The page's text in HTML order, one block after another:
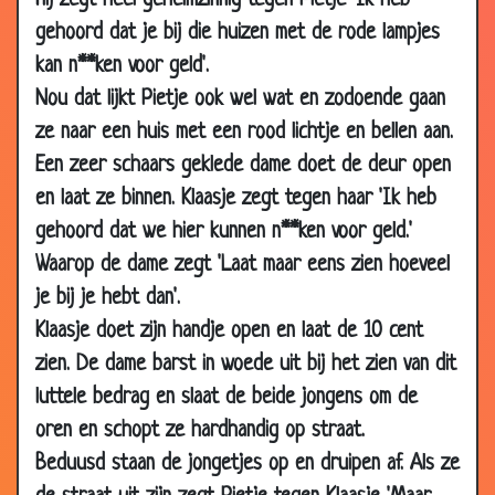
gehoord dat je bij die huizen met de rode lampjes
kan n**ken voor geld'.
Nou dat lijkt Pietje ook wel wat en zodoende gaan
ze naar een huis met een rood lichtje en bellen aan.
Een zeer schaars geklede dame doet de deur open
en laat ze binnen. Klaasje zegt tegen haar 'Ik heb
gehoord dat we hier kunnen n**ken voor geld.'
Waarop de dame zegt 'Laat maar eens zien hoeveel
je bij je hebt dan'.
Klaasje doet zijn handje open en laat de 10 cent
zien. De dame barst in woede uit bij het zien van dit
luttele bedrag en slaat de beide jongens om de
oren en schopt ze hardhandig op straat.
Beduusd staan de jongetjes op en druipen af. Als ze
20 Jan 2010
Oma troosten
3.76
16 Jan 2010
Opa's pijp
10 Jan 2010
Dode Schilpad
3.74
03 Jan 2010
Controleren
3.06
Belangrijke gast
3.53
23 Dec 2009
Wat te doen
04 Dec 2009
De pil
3.20
16 Oct 2009
Slager
12 Oct 2009
Loop naar de duivel
3.77
23 Sep 2009
Priester
3.50
23 Sep 2009
Nieuwe fiets
18 Sep 2009
Hun eerste vakantie
11 Sep 2009
Wat wil je later worden?